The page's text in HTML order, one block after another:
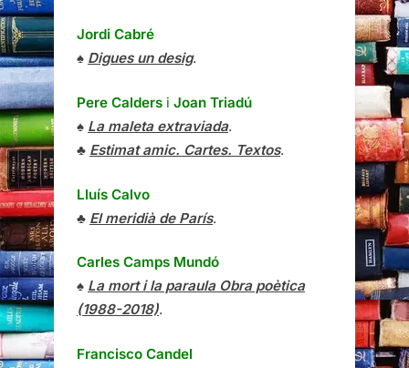
Jordi Cabré
♠ Digues un desig.
Pere Calders i Joan Triadú
♠ La maleta extraviada.
♣ Estimat amic. Cartes. Textos.
Lluís Calvo
♣ El meridià de París.
Carles Camps Mundó
♠ La mort i la paraula Obra poètica
(1988-2018).
Francisco Candel